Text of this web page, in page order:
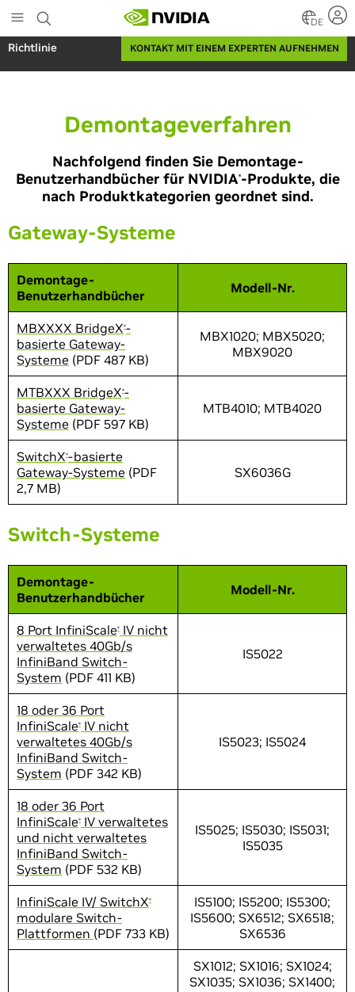
to
main
content
DE
Richtlinie KONTAKT MIT EINEM EXPERTEN AUFNEHMEN
Demontageverfahren
Nachfolgend finden Sie Demontage-
Benutzerhandbücher für NVIDIA®-Produkte, die
nach Produktkategorien geordnet sind.
Gateway-Systeme
Demontage-
Benutzerhandbücher
Modell-Nr.
MBXXXX BridgeX®-
basierte Gateway-
Systeme (PDF 487 KB)
MBX1020; MBX5020;
MBX9020
MTBXXX BridgeX®-
basierte Gateway-
Systeme (PDF 597 KB)
MTB4010; MTB4020
SwitchX®-basierte
Gateway-Systeme (PDF
2,7 MB)
SX6036G
Switch-Systeme
Demontage-
Benutzerhandbücher
Modell-Nr.
8 Port InfiniScale®
IV nicht
verwaltetes 40Gb/s
InfiniBand Switch-
System (PDF 411 KB)
IS5022
18 oder 36 Port
InfiniScale®
IV nicht
verwaltetes 40Gb/s
InfiniBand Switch-
System (PDF 342 KB)
IS5023; IS5024
18 oder 36 Port
InfiniScale®
IV verwaltetes
und nicht verwaltetes
InfiniBand Switch-
System (PDF 532 KB)
IS5025; IS5030; IS5031;
IS5035
InfiniScale IV/ SwitchX®
modulare Switch-
Plattformen (PDF 733 KB)
IS5100; IS5200; IS5300;
IS5600; SX6512; SX6518;
SX6536
SX1012; SX1016; SX1024;
SX1035; SX1036; SX1400;